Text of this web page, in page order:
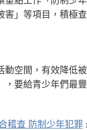
害」等項目，積極
空間，有效降低
要給青少年們最
稽查 防制少年犯罪